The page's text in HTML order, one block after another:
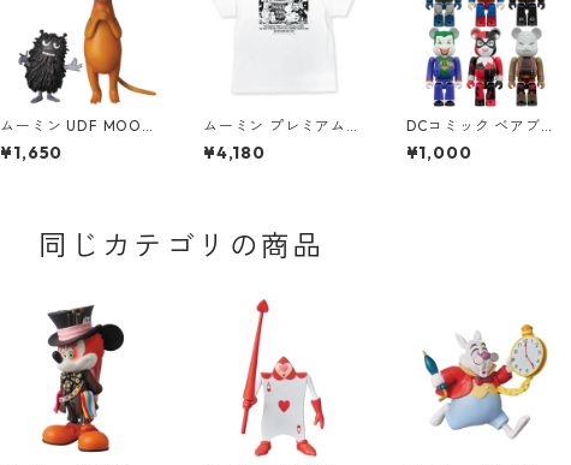
ムーミン UDF MOOMI
N スニフ&スティンキ
ー(2体セット) フィギ
¥1,650
ムーミン プレミアムT
シャツ 思い出 ホワイ
ト 海のオーケストラ号
¥4,180
DCコミック ベアブリ
ック BE@RBRICK CH
ASE BATMAN HUSH #
¥1,000
同じカテゴリの商品